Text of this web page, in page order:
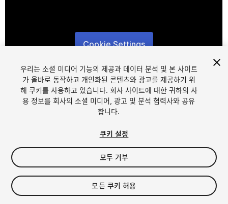
Cookie Settings
FREE
175viewsin the past week
우리는 소셜 미디어 기능의 제공과 데이터 분석 및 본 사이트
가 올바로 동작하고 개인화된 콘텐츠와 광고를 제공하기 위
해 쿠키를 사용하고 있습니다. 회사 사이트에 대한 귀하의 사
용 정보를 회사의 소셜 미디어, 광고 및 분석 협력사와 공유
합니다.
쿠키 설정
모두 거부
모든 쿠키 허용